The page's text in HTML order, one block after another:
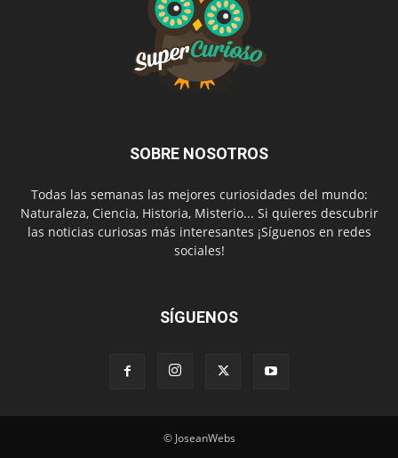
SOBRE NOSOTROS
Todas las semanas las mejores curiosidades del mundo:
Naturaleza, Ciencia, Historia, Misterio... Si quieres descubrir
las noticias curiosas más interesantes ¡Síguenos en redes
sociales!
SÍGUENOS
© JoseanWebs